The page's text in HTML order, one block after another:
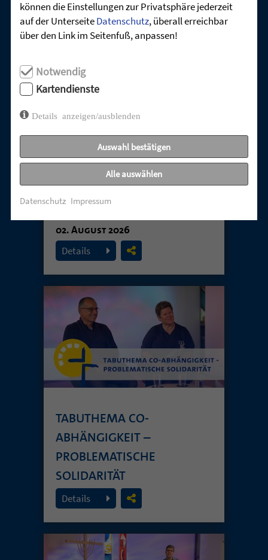
UNSERE AKTUELLEN GOTTESDIENSTE:
TABUTHEMA
ENTTÄUSCHUNG –
02. August 2026
Details
TABUTHEMA CO-
ABHÄNGIGKEIT –
PROBLEMATISCHE
SOLIDARITÄT
26. Juli 2026
Details
können die Einstellungen zur Privatsphäre jederzeit
auf der UnterseiteDatenschutz, überall erreichbar
über den Link im Seitenfuß, anpassen!
Notwendig
Kartendienste
Details anzeigen/ausblenden
Auswahl bestätigen
Alle auswählen
Datenschutz Impressum